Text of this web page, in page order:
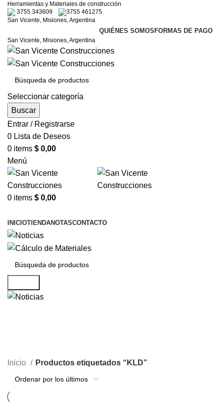
Herramientas y Materiales de construcción
3755 343609
3755 461275
San Vicente, Misiones, Argentina
QUIÉNES SOMOS FORMAS DE PAGO
San Vicente, Misiones, Argentina
Seleccionar categoría
Buscar
Entrar / Registrarse
0 Lista de Deseos
0 items $ 0,00
Menú
0 items $ 0,00
INICIOTIENDANOTASCONTACTO
Inicio Productos etiquetados “KLD”